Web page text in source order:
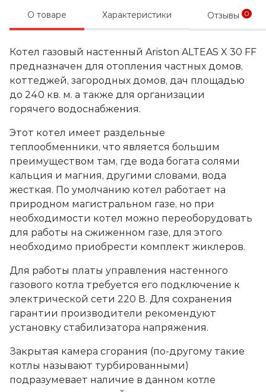
О товаре Характеристики Отзывы 0
Котел газовый настенный Ariston ALTEAS X 30 FF
предназначен для отопления частных домов,
коттеджей, загородных домов, дач площадью
до 240 кв. м. а также для организации
горячего водоснабжения.
Этот котел имеет раздельные
теплообменники, что является большим
преимуществом там, где вода богата солями
кальция и магния, другими словами, вода
жесткая. По умолчанию котел работает на
природном магистральном газе, но при
необходимости котел можно переоборудовать
для работы на сжиженном газе, для этого
необходимо приобрести комплект жиклеров.
Для работы платы управления настенного
газового котла требуется его подключение к
электрической сети 220 В. Для сохранения
гарантии производители рекомендуют
установку стабилизатора напряжения.
Закрытая камера сгорания (по-другому такие
котлы называют турбированными)
подразумевает наличие в данном котле